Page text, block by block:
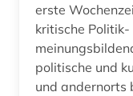
erste
kritische
politische und
und andernorts